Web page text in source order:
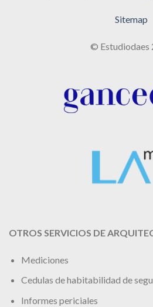
Sitemap
© Estudiodaes
OTROS SERVICIOS DE
Mediciones
Cedulas de habitabilidad de
Informes periciales